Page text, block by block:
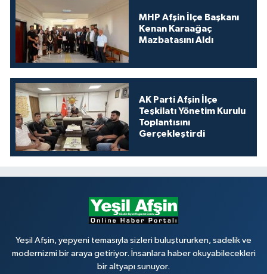
MHP Afşin İlçe Başkanı
Kenan Karaağaç
Mazbatasını Aldı
AK Parti Afşin İlçe
Teşkilatı Yönetim Kurulu
Toplantısını
Gerçekleştirdi
Yeşil Afşin, yepyeni temasıyla sizleri buluştururken, sadelik ve
modernizmi bir araya getiriyor. İnsanlara haber okuyabilecekleri
bir altyapı sunuyor.